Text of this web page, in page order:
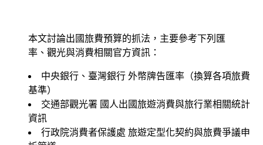
本文討論出國旅費預算的抓法，主要參考下列匯
率、觀光與消費相關官方資訊：
中央銀行、臺灣銀行 外幣牌告匯率（換算各項旅費
基準）
交通部觀光署 國人出國旅遊消費與旅行業相關統計
資訊
行政院消費者保護處 旅遊定型化契約與旅費爭議申